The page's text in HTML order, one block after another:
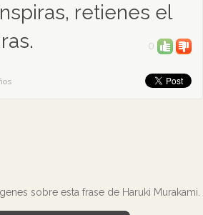
retienes el
0
sobre esta frase de Haruki Murakami.